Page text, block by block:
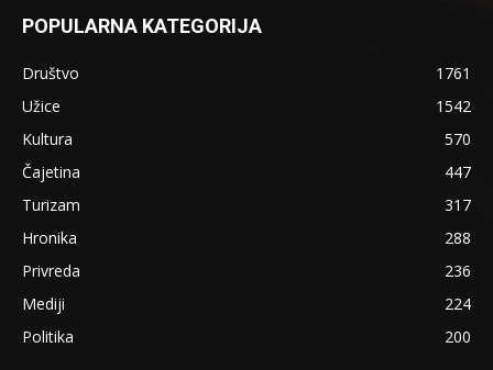
POPULARNA KATEGORIJA
Društvo
1761
Užice
1542
Kultura
570
Čajetina
447
Turizam
317
Hronika
288
Privreda
236
Mediji
224
Politika
200